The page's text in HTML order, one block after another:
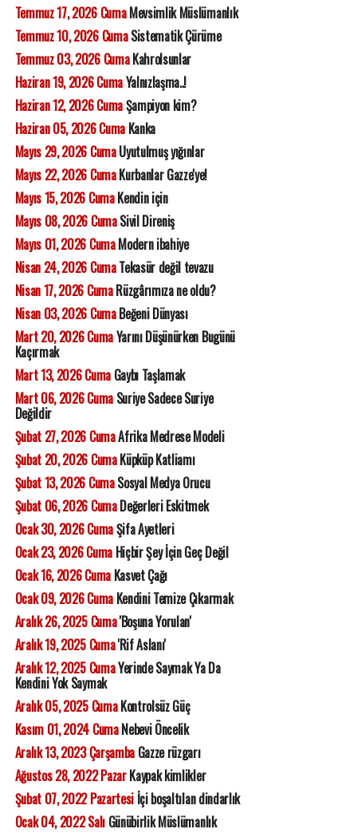
Temmuz 17, 2026 CumaMevsimlik Müslümanlık
Temmuz 10, 2026 CumaSistematik Çürüme
Temmuz 03, 2026 CumaKahrolsunlar
Haziran 19, 2026 CumaYalnızlaşma..!
Haziran 12, 2026 CumaŞampiyon kim?
Haziran 05, 2026 CumaKanka
Mayıs 29, 2026 CumaUyutulmuş yığınlar
Mayıs 22, 2026 CumaKurbanlar Gazze'ye!
Mayıs 15, 2026 CumaKendin için
Mayıs 08, 2026 CumaSivil Direniş
Mayıs 01, 2026 CumaModern ibahiye
Nisan 24, 2026 CumaTekasür değil tevazu
Nisan 17, 2026 CumaRüzgârımıza ne oldu?
Nisan 03, 2026 CumaBeğeni Dünyası
Mart 20, 2026 CumaYarını Düşünürken Bugünü
Kaçırmak
Mart 13, 2026 CumaGaybı Taşlamak
Mart 06, 2026 CumaSuriye Sadece Suriye
Değildir
Şubat 27, 2026 CumaAfrika Medrese Modeli
Şubat 20, 2026 CumaKüpküp Katliamı
Şubat 13, 2026 CumaSosyal Medya Orucu
Şubat 06, 2026 CumaDeğerleri Eskitmek
Ocak 30, 2026 CumaŞifa Ayetleri
Ocak 23, 2026 CumaHiçbir Şey İçin Geç Değil
Ocak 16, 2026 CumaKasvet Çağı
Ocak 09, 2026 CumaKendini Temize Çıkarmak
Aralık 26, 2025 Cuma'Boşuna Yorulan'
Aralık 19, 2025 Cuma'Rif Aslanı'
Aralık 12, 2025 CumaYerinde Saymak Ya Da
Kendini Yok Saymak
Aralık 05, 2025 CumaKontrolsüz Güç
Kasım 01, 2024 CumaNebevi Öncelik
Aralık 13, 2023 ÇarşambaGazze rüzgarı
Ağustos 28, 2022 PazarKaypak kimlikler
Şubat 07, 2022 Pazartesiİçi boşaltılan dindarlık
Ocak 04, 2022 SalıGünübirlik Müslümanlık